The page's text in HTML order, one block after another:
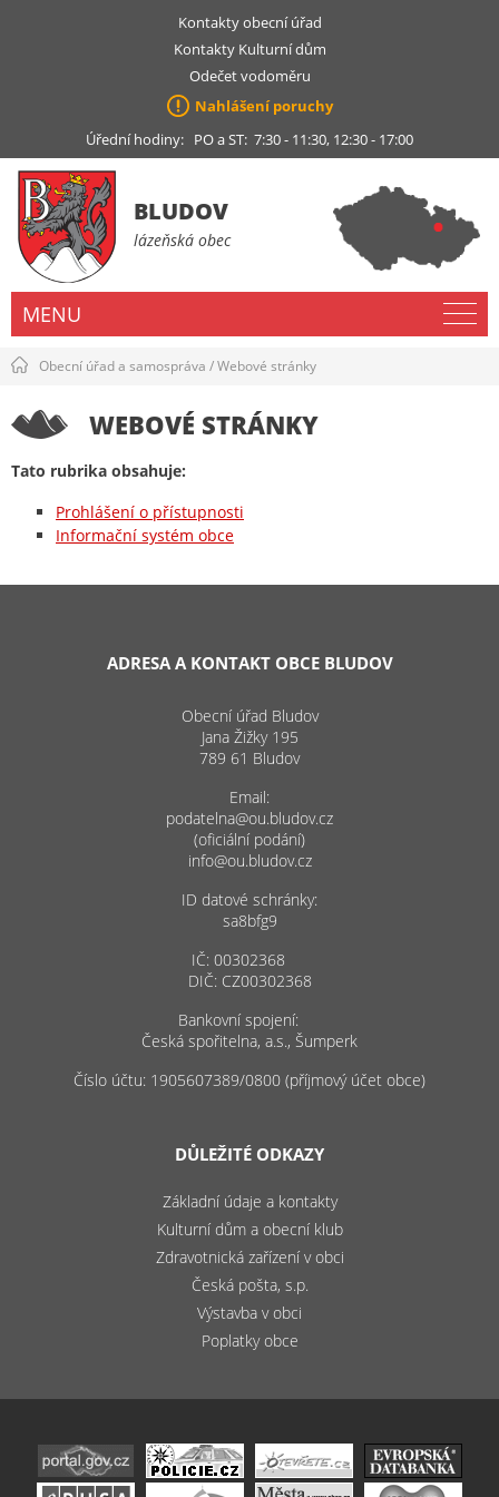
Kontakty obecní úřad
Kontakty Kulturní dům
Odečet vodoměru
Nahlášení poruchy
Úřední hodiny: PO a ST: 7:30 - 11:30, 12:30 - 17:00
BLUDOV
lázeňská obec
MENU
Obecní úřad a samospráva /Webové stránky
WEBOVÉ STRÁNKY
Tato rubrika obsahuje:
Prohlášení o přístupnosti
Informační systém obce
ADRESA A KONTAKT OBCE BLUDOV
Obecní úřad Bludov
Jana Žižky 195
789 61 Bludov
Email:
podatelna@ou.bludov.cz
(oficiální podání)
info@ou.bludov.cz
ID datové schránky:
sa8bfg9
IČ: 00302368
DIČ: CZ00302368
Bankovní spojení:
Česká spořitelna, a.s., Šumperk
Číslo účtu: 1905607389/0800 (příjmový účet obce)
DŮLEŽITÉ ODKAZY
Základní údaje a kontakty
Kulturní dům a obecní klub
Zdravotnická zařízení v obci
Česká pošta, s.p.
Výstavba v obci
Poplatky obce